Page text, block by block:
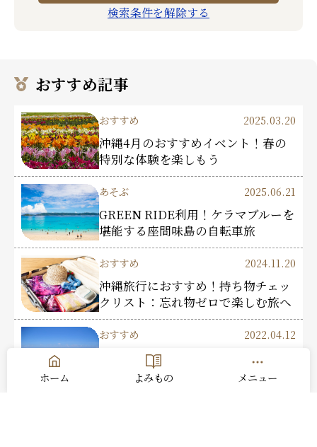
検索条件を解除する
おすすめ記事
おすすめ 2025.03.20
沖縄4月のおすすめイベント！春の
特別な体験を楽しもう
あそぶ 2025.06.21
GREEN RIDE利用！ケラマブルーを
堪能する座間味島の自転車旅
おすすめ 2024.11.20
沖縄旅行におすすめ！持ち物チェッ
クリスト：忘れ物ゼロで楽しむ旅へ
おすすめ 2022.04.12
アクセスしやすい沖縄の海！那覇か
ら1時間以内の絶景ビーチ 5選
ホーム よみもの メニュー